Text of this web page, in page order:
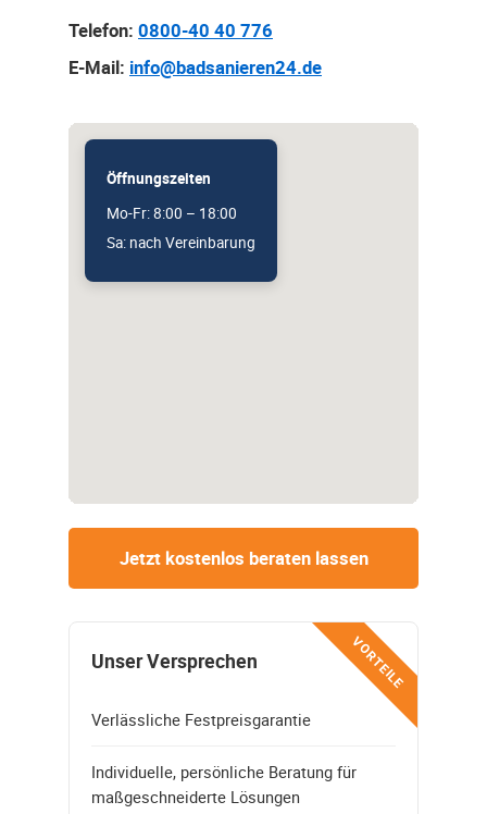
Telefon: 0800-40 40 776
E-Mail: info@badsanieren24.de
Öffnungszeiten
Mo-Fr: 8:00 – 18:00
Sa: nach Vereinbarung
Jetzt kostenlos beraten lassen
VORTEILE
Unser Versprechen
Verlässliche Festpreisgarantie
Individuelle, persönliche Beratung für
maßgeschneiderte Lösungen